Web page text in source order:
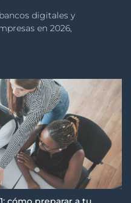
digitales y
en 2026,
cómo preparar a tu